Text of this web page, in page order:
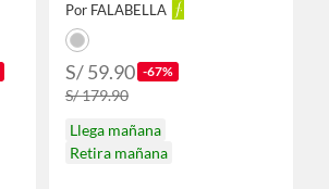
Por FALABELLA
S/ 59.90 -67%
S/ 179.90
Llega mañana
Retira mañana